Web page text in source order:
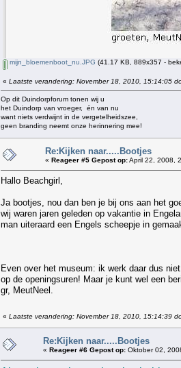
mijn_bloemenboot_nu.JPG (41.17 KB, 889x357 -
« Laatste verandering: November 18, 2010, 15:14:05
Op dit Duindorpforum tonen wij u
het Duindorp van vroeger, én van nu
want niets verdwijnt in de vergetelheidszee,
geen branding neemt onze herinnering mee!
Re:Kijken naar.....Bootjes
« Reageer #5 Gepost op:April 22, 2008,
Hallo Beachgirl,
Ja bootjes, nou dan ben je bij ons aan het
wij waren jaren geleden op vakantie in
man uiteraard een Engels scheepje in
Even over het museum: ik werk daar dus
op de openingsuren! Maar je kunt wel een
gr, MeutNeel.
« Laatste verandering: November 18, 2010, 15:14:39
Re:Kijken naar.....Bootjes
« Reageer #6 Gepost op: Oktober 02,